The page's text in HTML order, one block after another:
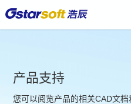
产品支持
您可以阅览产品的相关CAD文